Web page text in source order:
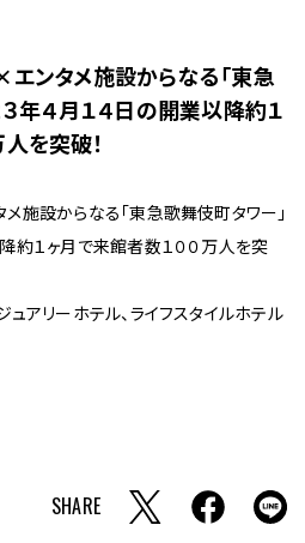
ンタメ施設からなる「東急
年４月１４日の開業以降約１
を突破！
施設からなる「東急歌舞伎町タワー」
約１ヶ月で来館者数１００万人を突
ュアリーホテル、ライフスタイルホテル
SHARE